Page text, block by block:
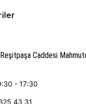
Caddesi
- 17:30
43 31